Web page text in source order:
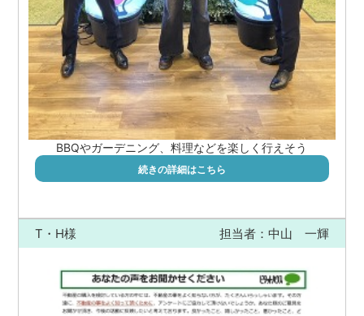
BBQやガーデニング、料理などを楽しく行えそう
続きの詳細はこちら
T・H様 担当者：中山 一輝